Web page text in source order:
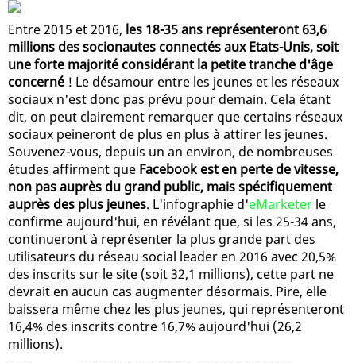
Entre 2015 et 2016, les 18-35 ans représenteront 63,6
millions des socionautes connectés aux Etats-Unis, soit
une forte majorité considérant la petite tranche d'âge
concerné ! Le désamour entre les jeunes et les réseaux
sociaux n'est donc pas prévu pour demain. Cela étant
dit, on peut clairement remarquer que certains réseaux
sociaux peineront de plus en plus à attirer les jeunes.
Souvenez-vous, depuis un an environ, de nombreuses
études affirment que Facebook est en perte de vitesse,
non pas auprès du grand public, mais spécifiquement
auprès des plus jeunes. L'infographie d'eMarketer le
confirme aujourd'hui, en révélant que, si les 25-34 ans,
continueront à représenter la plus grande part des
utilisateurs du réseau social leader en 2016 avec 20,5%
des inscrits sur le site (soit 32,1 millions), cette part ne
devrait en aucun cas augmenter désormais. Pire, elle
baissera même chez les plus jeunes, qui représenteront
16,4% des inscrits contre 16,7% aujourd'hui (26,2
millions).